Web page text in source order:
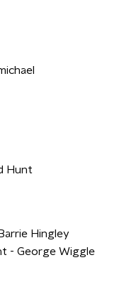
Hunt
Hingley
- George Wiggle